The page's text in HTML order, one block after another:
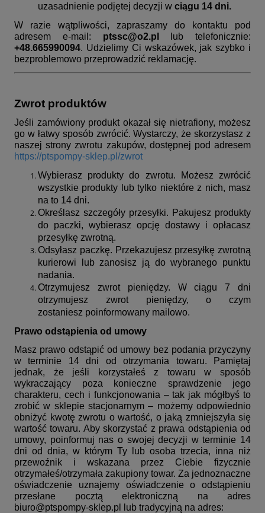
uzasadnienie podjętej decyzji w ciągu 14 dni.
W razie wątpliwości, zapraszamy do kontaktu pod
adresem e-mail: ptssc@o2.pl
lub telefonicznie:
+48.665990094. Udzielimy Ci wskazówek, jak szybko i
bezproblemowo przeprowadzić reklamację.
Zwrot produktów
Jeśli zamówiony produkt okazał się nietrafiony, możesz
go w łatwy sposób zwrócić. Wystarczy, że skorzystasz z
naszej strony zwrotu zakupów, dostępnej pod adresem
https://ptspompy-sklep.pl/zwrot
Wybierasz produkty do zwrotu. Możesz zwrócić
wszystkie produkty lub tylko niektóre z nich, masz
na to 14 dni.
Określasz szczegóły przesyłki. Pakujesz produkty
do paczki, wybierasz opcję dostawy i opłacasz
przesyłkę zwrotną.
Odsyłasz paczkę. Przekazujesz przesyłkę zwrotną
kurierowi lub zanosisz ją do wybranego punktu
nadania.
Otrzymujesz zwrot pieniędzy. W ciągu 7 dni
otrzymujesz zwrot pieniędzy, o czym
zostaniesz poinformowany mailowo.
Prawo odstąpienia od umowy
Masz prawo odstąpić od umowy bez podania przyczyny
w terminie 14 dni od otrzymania towaru. Pamiętaj
jednak, że jeśli korzystałeś z towaru w sposób
wykraczający poza konieczne sprawdzenie jego
charakteru, cech i funkcjonowania – tak jak mógłbyś to
zrobić w sklepie stacjonarnym – możemy odpowiednio
obniżyć kwotę zwrotu o wartość, o jaką zmniejszyła się
wartość towaru. Aby skorzystać z prawa odstąpienia od
umowy, poinformuj nas o swojej decyzji w terminie 14
dni od dnia, w którym Ty lub osoba trzecia, inna niż
przewoźnik i wskazana przez Ciebie fizycznie
otrzymałeś/otrzymała zakupiony towar. Za jednoznaczne
oświadczenie uznajemy oświadczenie o odstąpieniu
przesłane pocztą elektroniczną na adres
biuro@ptspompy-sklep.pl lub tradycyjną na adres: